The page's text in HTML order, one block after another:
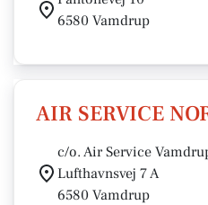
6580 Vamdrup
AIR SERVICE
c/o. Air Service
Lufthavnsvej 7 A
6580 Vamdrup